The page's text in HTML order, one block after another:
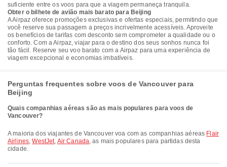
suficiente entre os voos para que a viagem permaneça tranquila.
Obter o bilhete de avião mais barato para Beijing
A Airpaz oferece promoções exclusivas e ofertas especiais, permitindo que
você reserve sua passagem a preços incrivelmente acessíveis. Aproveite
os benefícios de tarifas com desconto sem comprometer a qualidade ou o
conforto. Com a Airpaz, viajar para o destino dos seus sonhos nunca foi
tão fácil. Reserve seu voo barato com a Airpaz para uma experiência de
viagem excepcional e economias imbatíveis.
Perguntas frequentes sobre voos de Vancouver para
Beijing
Quais companhias aéreas são as mais populares para voos de
Vancouver?
A maioria dos viajantes de Vancouver voa com as companhias aéreas Flair
Airlines,WestJet, Air Canada, as mais populares para partidas desta
cidade.